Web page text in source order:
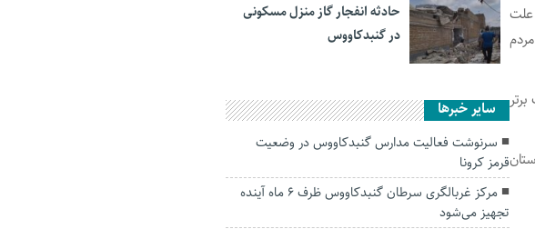
برتر به علت
مردم
لیگ برتر
حادثه انفجار گاز منزل مسکونی
در گنبدکاووس
سایر خبرها
سرنوشت فعالیت مدارس گنبدکاووس در وضعیت
قرمز کرونا
مرکز غربالگری سرطان گنبدکاووس ظرف ۶ ماه آینده
تجهیز می‌شود